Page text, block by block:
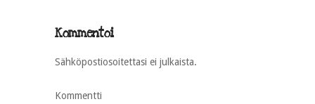
Kommentoi
Sähköpostiosoitettasi ei julkaista.
Kommentti